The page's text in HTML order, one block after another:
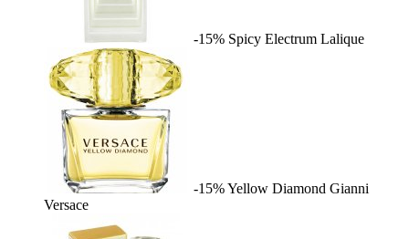
-15% Spicy Electrum Lalique
-15%Yellow Diamond Gianni
Versace